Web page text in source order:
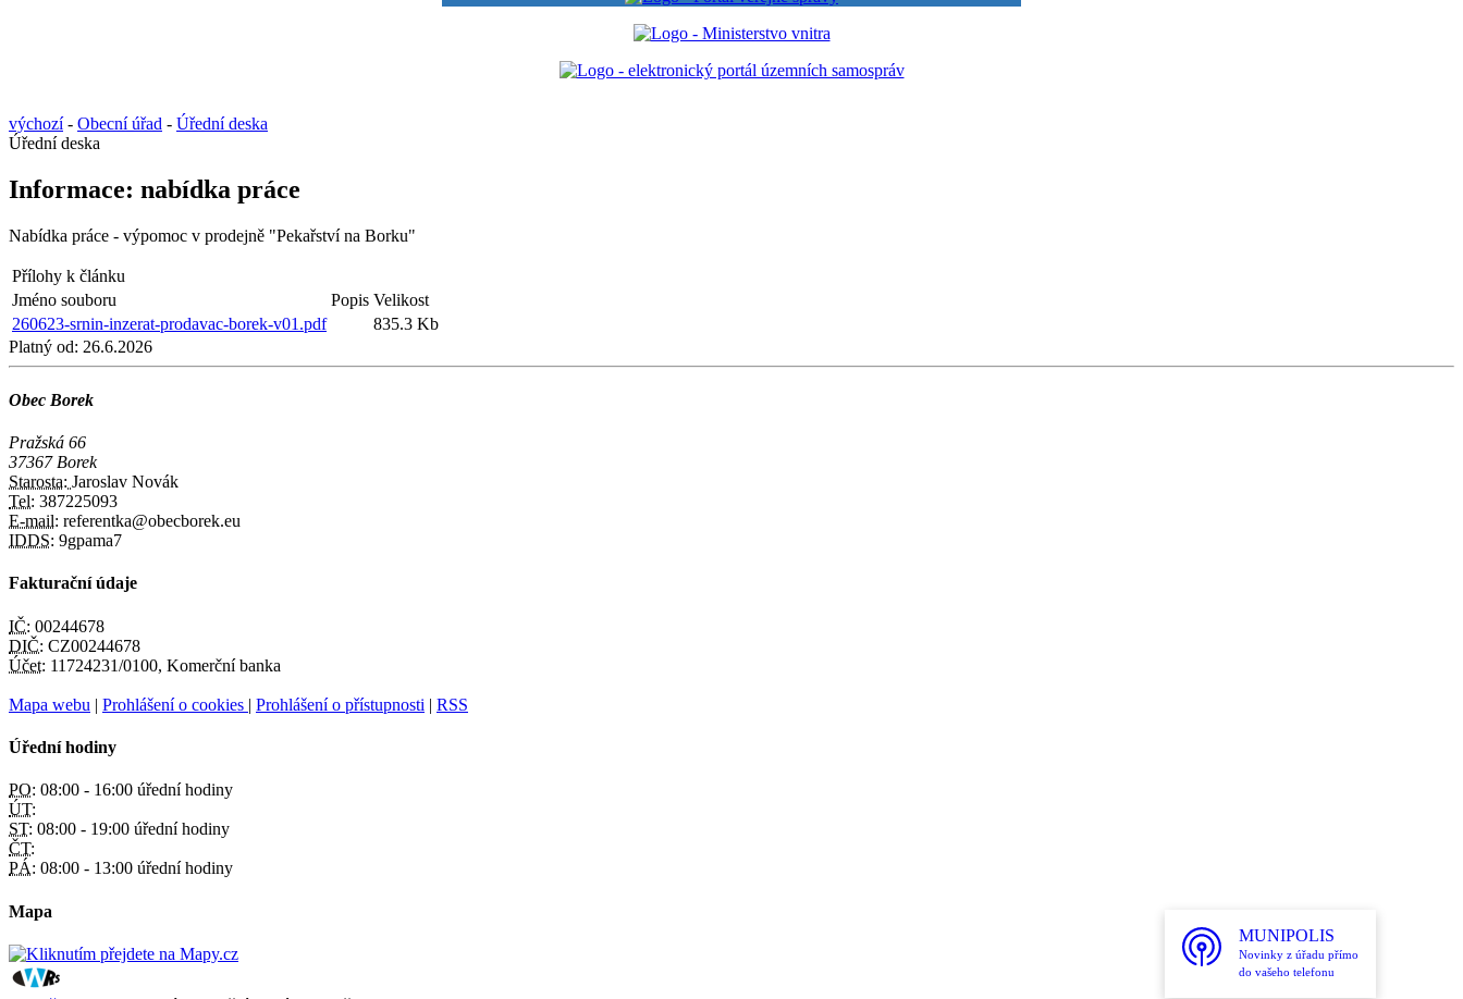
MUNIPOLIS
Novinky z úřadu přímo
do vašeho telefonu
výchozí- Obecní úřad - Úřední deska
Úřední deska
Informace: nabídka práce
Nabídka práce - výpomoc v prodejně "Pekařství na Borku"
Přílohy k článku
Jméno souboru
Popis Velikost
260623-srnin-inzerat-prodavac-borek-v01.pdf
835.3 Kb
Platný od: 26.6.2026
Obec Borek
Pražská 66
37367 Borek
Starosta: Jaroslav Novák
Tel: 387225093
E-mail: referentka@obecborek.eu
IDDS: 9gpama7
Fakturační údaje
IČ: 00244678
DIČ: CZ00244678
Účet: 11724231/0100, Komerční banka
Mapa webu | Prohlášení o cookies | Prohlášení o přístupnosti | RSS
Úřední hodiny
PO: 08:00 - 16:00 úřední hodiny
ÚT:
ST: 08:00 - 19:00 úřední hodiny
ČT:
PÁ: 08:00 - 13:00 úřední hodiny
Mapa